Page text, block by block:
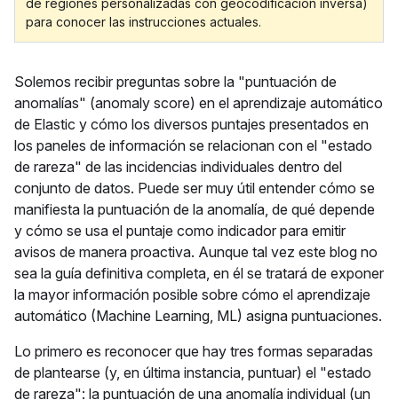
de regiones personalizadas con geocodificación inversa)
para conocer las instrucciones actuales.
Solemos recibir preguntas sobre la "puntuación de
anomalías" (anomaly score) en el aprendizaje automático
de Elastic y cómo los diversos puntajes presentados en
los paneles de información se relacionan con el "estado
de rareza" de las incidencias individuales dentro del
conjunto de datos. Puede ser muy útil entender cómo se
manifiesta la puntuación de la anomalía, de qué depende
y cómo se usa el puntaje como indicador para emitir
avisos de manera proactiva. Aunque tal vez este blog no
sea la guía definitiva completa, en él se tratará de exponer
la mayor información posible sobre cómo el aprendizaje
automático (Machine Learning, ML) asigna puntuaciones.
Lo primero es reconocer que hay tres formas separadas
de plantearse (y, en última instancia, puntuar) el "estado
de rareza": la puntuación de una anomalía individual (un